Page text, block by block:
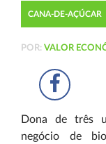
CANA-DE-AÇÚCAR
POR: VALOR
Dona de três
negócio de